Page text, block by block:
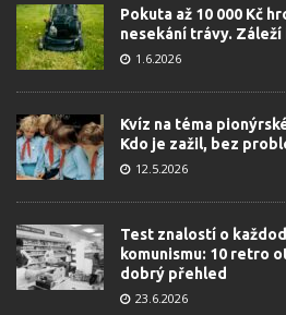
Pokuta až 10 000 Kč
nesekání trávy.
1.6.2026
Kvíz na téma
Kdo je zažil, bez
12.5.2026
Test znalostí o
komunismu: 10 retro
dobrý přehled
23.6.2026